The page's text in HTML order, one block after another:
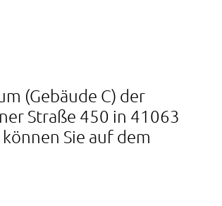
(Gebäude C) der
Straße 450 in 41063
Sie auf dem